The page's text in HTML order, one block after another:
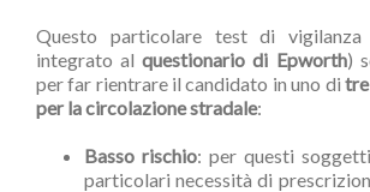
Questo particolare test di vigilanza
integrato alquestionario di Epworth)
per far rientrare il candidato in uno di
per la circolazione stradale:
Basso rischio: per questi
particolari necessità di